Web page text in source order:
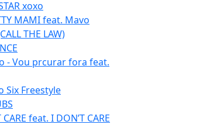
xoxo
MAMI feat. Mavo
THE LAW)
- Vou prcurar fora feat.
Six Freestyle
feat. I DON’T CARE